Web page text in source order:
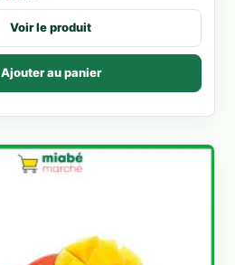
Voir le produit
Ajouter au panier